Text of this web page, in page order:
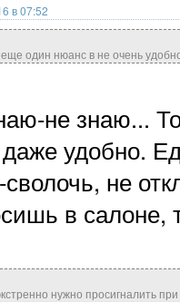
в 07:52
еще один нюанс в не очень
не знаю...
удобно.
сволочь, не
в салоне,
нужно просигналить